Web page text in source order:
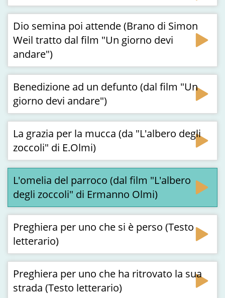
Dio semina poi attende (Brano di Simon
Weil tratto dal film "Un giorno devi
andare")
Benedizione ad un defunto (dal film "Un
giorno devi andare")
La grazia per la mucca (da "L'albero degli
zoccoli" di E.Olmi)
L'omelia del parroco (dal film "L'albero
degli zoccoli" di Ermanno Olmi)
Preghiera per uno che si è perso (Testo
letterario)
Preghiera per uno che ha ritrovato la sua
strada (Testo letterario)